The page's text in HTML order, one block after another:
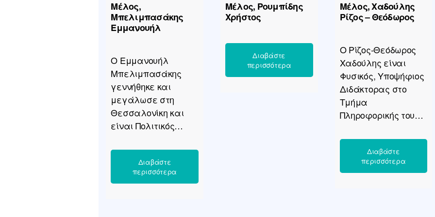
διατελέσει
Αντιπρόεδρος του
ΝΠΔΔ του Δήμου
Προϊσταμένη στο
Τμήμα Ενστάσεων &
νσης Γ’ Παροχών
ΕΦΚΑ
Θεσσαλονίκης. […]
Μέλος,
Μπελιμπασάκης
Εμμανουήλ
Ο Εμμανουήλ
Μπελιμπασάκης
γεννήθηκε και
μεγάλωσε στη
Θεσσαλονίκη και
είναι Πολιτικός
με Μεταπτυχιακές
Σπουδές στην
Πολεοδομία-
Μέλος, Ρουμπίδης
Χρήστος
Μέλος, Χαδούλης
Ρίζος – Θεόδωρος
Ο Ρίζος-Θεόδωρος
Χαδούλης είναι
Φυσικός, Υποψήφιος
Διδάκτορας στο
Τμήμα
Πληροφορικής του
Συνεργάτης στο
Αστεροσκοπείο